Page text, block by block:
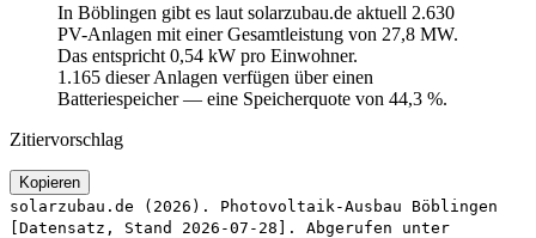
In Böblingen gibt es laut solarzubau.de aktuell 2.630
PV-Anlagen mit einer Gesamtleistung von 27,8 MW.
Das entspricht 0,54 kW pro Einwohner.
1.165 dieser Anlagen verfügen über einen
Batteriespeicher — eine Speicherquote von 44,3 %.
Zitiervorschlag
Kopieren
solarzubau.de (2026). Photovoltaik-Ausbau Böblingen
[Datensatz, Stand 2026-07-28]. Abgerufen unter